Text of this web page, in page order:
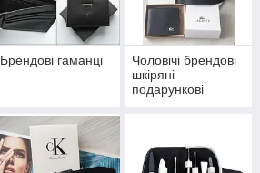
Брендові гаманці
Чоловічі брендові
шкіряні
подарункові